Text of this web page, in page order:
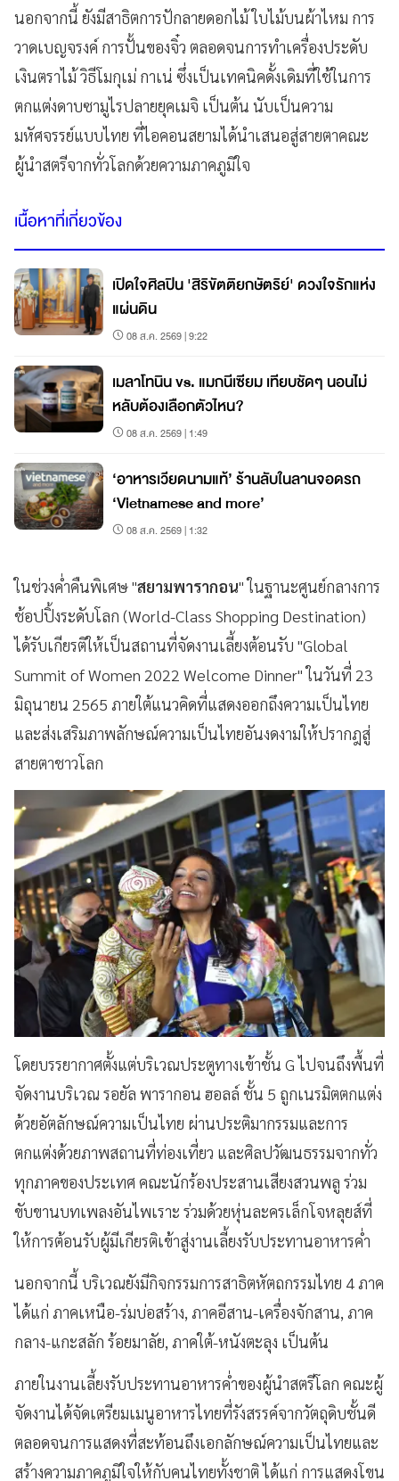
นอกจากนี้ ยังมีสาธิตการปักลายดอกไม้ ใบไม้บนผ้าไหม การ
วาดเบญจรงค์ การปั้นของจิ๋ว ตลอดจนการทำเครื่องประดับ
เงินตราไม้ วิธีโมกุเม่ กาเน่ ซึ่งเป็นเทคนิคดั้งเดิมที่ใช้ในการ
ตกแต่งดาบซามูไรปลายยุคเมจิ เป็นต้น นับเป็นความ
มหัศจรรย์แบบไทย ที่ไอคอนสยามได้นำเสนอสู่สายตาคณะ
ผู้นำสตรีจากทั่วโลกด้วยความภาคภูมิใจ
เนื้อหาที่เกี่ยวข้อง
เปิดใจศิลปิน 'สิริขัตติยกษัตริย์' ดวงใจรักแห่ง
แผ่นดิน
08 ส.ค. 2569 | 9:22
เมลาโทนิน vs. แมกนีเซียม เทียบชัดๆ นอนไม่
หลับต้องเลือกตัวไหน?
08 ส.ค. 2569 | 1:49
‘อาหารเวียดนามแท้’ ร้านลับในลานจอดรถ
‘Vietnamese and more’
08 ส.ค. 2569 | 1:32
ในช่วงค่ำคืนพิเศษ "สยามพารากอน" ในฐานะศูนย์กลางการ
ช้อปปิ้งระดับโลก (World-Class Shopping Destination)
ได้รับเกียรติให้เป็นสถานที่จัดงานเลี้ยงต้อนรับ "Global
Summit of Women 2022 Welcome Dinner" ในวันที่ 23
มิถุนายน 2565 ภายใต้แนวคิดที่แสดงออกถึงความเป็นไทย
และส่งเสริมภาพลักษณ์ความเป็นไทยอันงดงามให้ปรากฎสู่
สายตาชาวโลก
โดยบรรยากาศตั้งแต่บริเวณประตูทางเข้าชั้น G ไปจนถึงพื้นที่
จัดงานบริเวณ รอยัล พารากอน ฮอลล์ ชั้น 5 ถูกเนรมิตตกแต่ง
ด้วยอัตลักษณ์ความเป็นไทย ผ่านประติมากรรมและการ
ตกแต่งด้วยภาพสถานที่ท่องเที่ยว และศิลปวัฒนธรรมจากทั่ว
ทุกภาคของประเทศ คณะนักร้องประสานเสียงสวนพลู ร่วม
ขับขานบทเพลงอันไพเราะ ร่วมด้วยหุ่นละครเล็กโจหลุยส์ที่
ให้การต้อนรับผู้มีเกียรติเข้าสู่งานเลี้ยงรับประทานอาหารค่ำ
นอกจากนี้ บริเวณยังมีกิจกรรมการสาธิตหัตถกรรมไทย 4 ภาค
ได้แก่ ภาคเหนือ-ร่มบ่อสร้าง, ภาคอีสาน-เครื่องจักสาน, ภาค
กลาง-แกะสลัก ร้อยมาลัย, ภาคใต้-หนังตะลุง เป็นต้น
ภายในงานเลี้ยงรับประทานอาหารค่ำของผู้นำสตรีโลก คณะผู้
จัดงานได้จัดเตรียมเมนูอาหารไทยที่รังสรรค์จากวัตถุดิบชั้นดี
ตลอดจนการแสดงที่สะท้อนถึงเอกลักษณ์ความเป็นไทยและ
สร้างความภาคภูมิใจให้กับคนไทยทั้งชาติ ได้แก่ การแสดงโขน